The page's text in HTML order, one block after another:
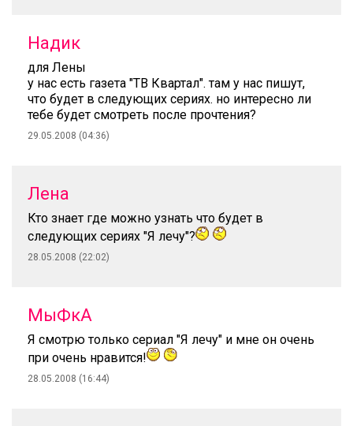
Надик
для Лены
у нас есть газета "ТВ Квартал". там у нас пишут,
что будет в следующих сериях. но интересно ли
тебе будет смотреть после прочтения?
29.05.2008 (04:36)
Лена
Кто знает где можно узнать что будет в
следующих сериях "Я лечу"?
28.05.2008 (22:02)
МыФкА
Я смотрю только сериал "Я лечу" и мне он очень
при очень нравится!
28.05.2008 (16:44)